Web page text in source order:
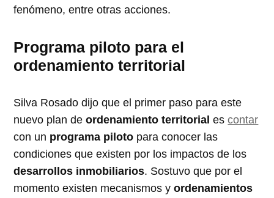
fenómeno, entre otras acciones.
Programa piloto para el
ordenamiento territorial
Silva Rosado dijo que el primer paso para este
nuevo plan deordenamiento territorial escontar
con un programa piloto para conocer las
condiciones que existen por los impactos de los
desarrollos inmobiliarios. Sostuvo que por el
momento existen mecanismos yordenamientos